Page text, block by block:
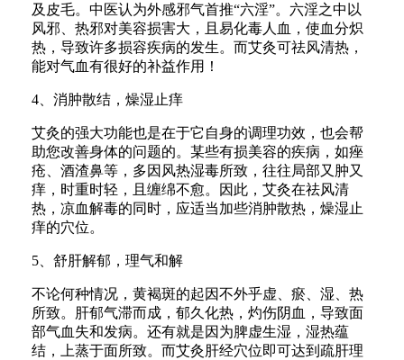
及皮毛。中医认为外感邪气首推“六淫”。六淫之中以
风邪、热邪对美容损害大，且易化毒人血，使血分炽
热，导致许多损容疾病的发生。而艾灸可祛风清热，
能对气血有很好的补益作用！
4、消肿散结，燥湿止痒
艾灸的强大功能也是在于它自身的调理功效，也会帮
助您改善身体的问题的。某些有损美容的疾病，如痤
疮、酒渣鼻等，多因风热湿毒所致，往往局部又肿又
痒，时重时轻，且缠绵不愈。因此，艾灸在祛风清
热，凉血解毒的同时，应适当加些消肿散热，燥湿止
痒的穴位。
5、舒肝解郁，理气和解
不论何种情况，黄褐斑的起因不外乎虚、瘀、湿、热
所致。肝郁气滞而成，郁久化热，灼伤阴血，导致面
部气血失和发病。还有就是因为脾虚生湿，湿热蕴
结，上蒸于面所致。而艾灸肝经穴位即可达到疏肝理